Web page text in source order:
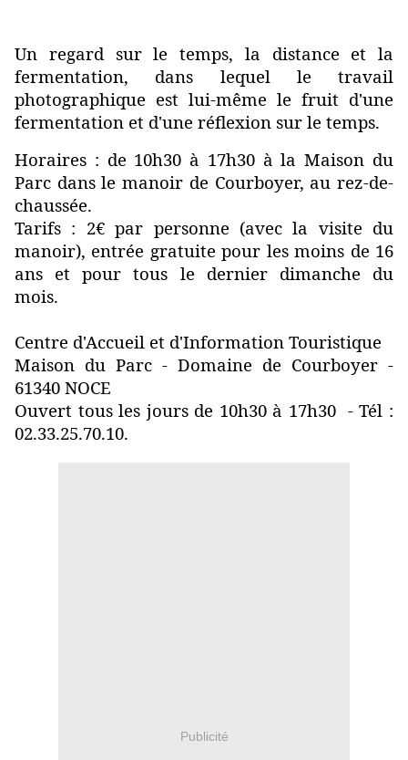
Un regard sur le temps, la distance et la
fermentation, dans lequel le travail
photographique est lui-même le fruit d'une
fermentation et d'une réflexion sur le temps.
Horaires : de 10h30 à 17h30 à la Maison du
Parc dans le manoir de Courboyer, au rez-de-
chaussée.
Tarifs : 2€ par personne (avec la visite du
manoir), entrée gratuite pour les moins de 16
ans et pour tous le dernier dimanche du
mois.
Centre d'Accueil et d'Information Touristique
Maison du Parc - Domaine de Courboyer -
61340 NOCE
Ouvert tous les jours de 10h30 à 17h30 - Tél :
02.33.25.70.10.
Publicité